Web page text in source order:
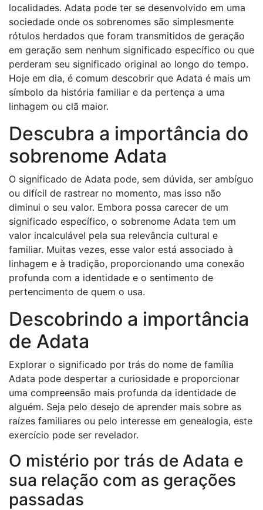
localidades. Adata pode ter se desenvolvido em uma
sociedade onde os sobrenomes são simplesmente
rótulos herdados que foram transmitidos de geração
em geração sem nenhum significado específico ou que
perderam seu significado original ao longo do tempo.
Hoje em dia, é comum descobrir que Adata é mais um
símbolo da história familiar e da pertença a uma
linhagem ou clã maior.
Descubra a importância do
sobrenome Adata
O significado de Adata pode, sem dúvida, ser ambíguo
ou difícil de rastrear no momento, mas isso não
diminui o seu valor. Embora possa carecer de um
significado específico, o sobrenome Adata tem um
valor incalculável pela sua relevância cultural e
familiar. Muitas vezes, esse valor está associado à
linhagem e à tradição, proporcionando uma conexão
profunda com a identidade e o sentimento de
pertencimento de quem o usa.
Descobrindo a importância
de Adata
Explorar o significado por trás do nome de família
Adata pode despertar a curiosidade e proporcionar
uma compreensão mais profunda da identidade de
alguém. Seja pelo desejo de aprender mais sobre as
raízes familiares ou pelo interesse em genealogia, este
exercício pode ser revelador.
O mistério por trás de Adata e
sua relação com as gerações
passadas